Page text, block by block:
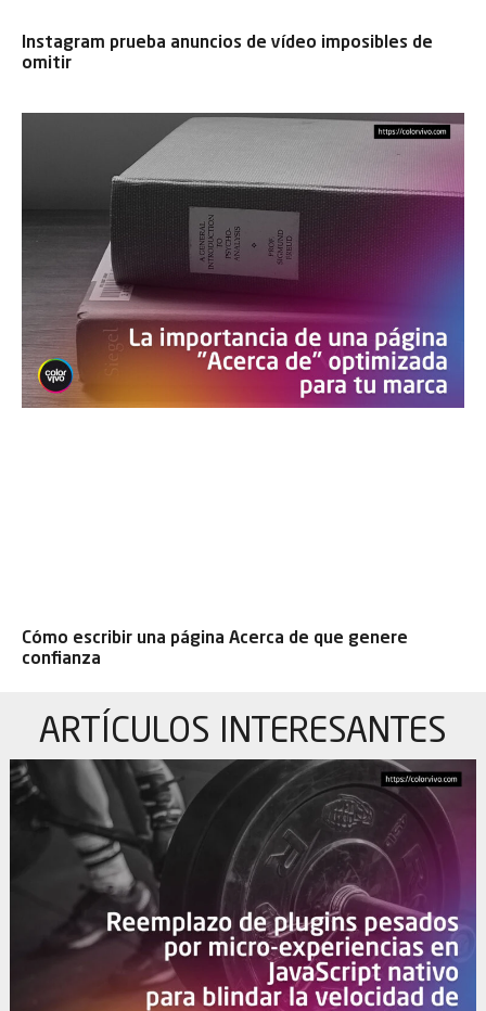
Instagram prueba anuncios de vídeo imposibles de
omitir
Cómo escribir una página Acerca de que genere
confianza
ARTÍCULOS INTERESANTES